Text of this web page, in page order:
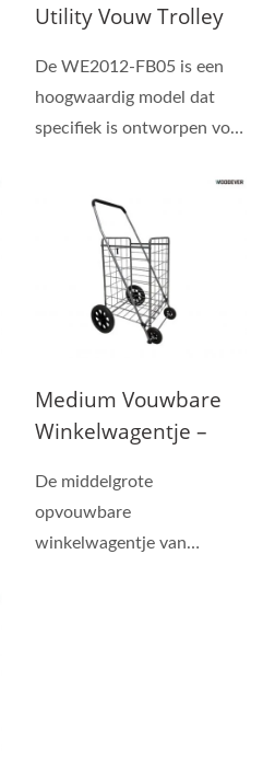
Utility Vouw Trolley
Uittrekbare &
Vouwbare
Thermische Trolley
Winkelwagentje Met
Trapklimwielen En
364° Draaibare
Wielen Aangepaste
Leverancier
De WE2012-FB05 is een
hoogwaardig model dat
specifiek is ontworpen voor
Medium Vouwbare
Winkelwagentje –
Fabrikant Voor
Massaproductie-
Professionele
De middelgrote
opvouwbare
winkelwagentje van